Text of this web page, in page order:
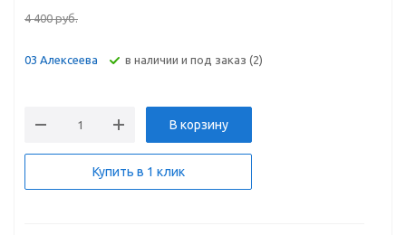
4 400руб.
03 Алексеева В наличии и под заказ (2)
В корзину
Купить в 1 клик